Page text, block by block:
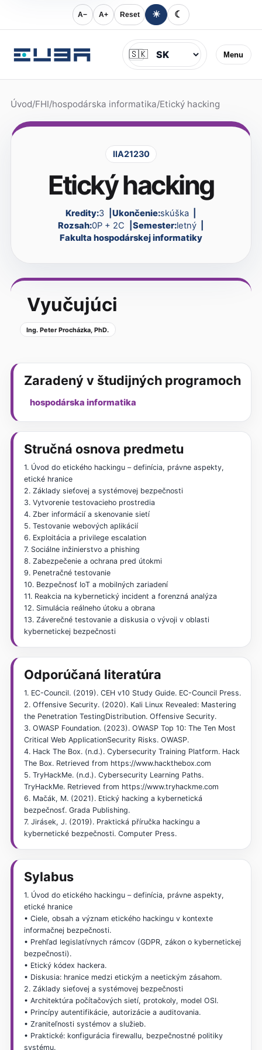
A− A+ Reset ☀ ☾
Menu
Jazyk
🇸🇰
Úvod/FHI/hospodárska informatika/Etický hacking
IIA21230
Etický hacking
Kredity:3 Ukončenie:skúška
Rozsah:0P + 2C Semester:letný
Fakulta hospodárskej informatiky
Vyučujúci
Ing. Peter Procházka, PhD.
Zaradený v študijných programoch
hospodárska informatika
Stručná osnova predmetu
1. Úvod do etického hackingu – definícia, právne aspekty,
etické hranice
2. Základy sieťovej a systémovej bezpečnosti
3. Vytvorenie testovacieho prostredia
4. Zber informácií a skenovanie sietí
5. Testovanie webových aplikácií
6. Exploitácia a privilege escalation
7. Sociálne inžinierstvo a phishing
8. Zabezpečenie a ochrana pred útokmi
9. Penetračné testovanie
10. Bezpečnosť IoT a mobilných zariadení
11. Reakcia na kybernetický incident a forenzná analýza
12. Simulácia reálneho útoku a obrana
13. Záverečné testovanie a diskusia o vývoji v oblasti
kybernetickej bezpečnosti
Odporúčaná literatúra
1. EC-Council. (2019). CEH v10 Study Guide. EC-Council Press.
2. Offensive Security. (2020). Kali Linux Revealed: Mastering
the Penetration TestingDistribution. Offensive Security.
3. OWASP Foundation. (2023). OWASP Top 10: The Ten Most
Critical Web ApplicationSecurity Risks. OWASP.
4. Hack The Box. (n.d.). Cybersecurity Training Platform. Hack
The Box. Retrieved from https://www.hackthebox.com
5. TryHackMe. (n.d.). Cybersecurity Learning Paths.
TryHackMe. Retrieved from https://www.tryhackme.com
6. Mačák, M. (2021). Etický hacking a kybernetická
bezpečnosť. Grada Publishing.
7. Jirásek, J. (2019). Praktická příručka hackingu a
kybernetické bezpečnosti. Computer Press.
Sylabus
1. Úvod do etického hackingu – definícia, právne aspekty,
etické hranice
• Ciele, obsah a význam etického hackingu v kontexte
informačnej bezpečnosti.
• Prehľad legislatívnych rámcov (GDPR, zákon o kybernetickej
bezpečnosti).
• Etický kódex hackera.
• Diskusia: hranice medzi etickým a neetickým zásahom.
2. Základy sieťovej a systémovej bezpečnosti
• Architektúra počítačových sietí, protokoly, model OSI.
• Princípy autentifikácie, autorizácie a auditovania.
• Zraniteľnosti systémov a služieb.
• Praktické: konfigurácia firewallu, bezpečnostné politiky
systému.